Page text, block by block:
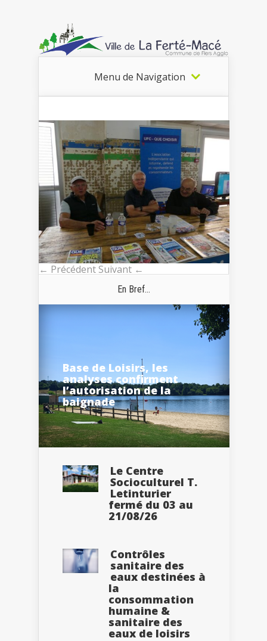
Menu de Navigation
← Précédent Suivant ←
En Bref...
Base de Loisirs, les
analyses confirment
l’autorisation de la
baignade
Le Centre
Socioculturel T.
Letinturier
fermé du 03 au
21/08/26
Contrôles
sanitaire des
eaux destinées à
la
consommation
humaine &
sanitaire des
eaux de loisirs